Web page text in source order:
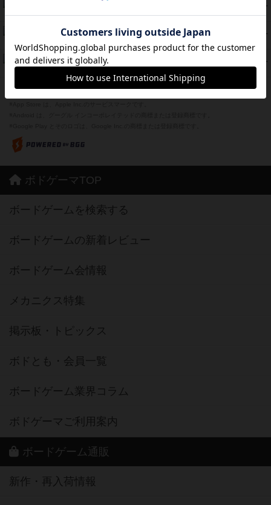
PT
PT
Bitter End ブタペスト救出作戦
PT
ドコジャン
ボドゲーマTOP
ボードゲームを検索する
ボードゲームの新着レビュー
ボードゲーム会情報
メカニクス特集
掲示板・トピックス
ボドとも・会員一覧
ボードゲーム業界コラム
ボドゲーマご利用案内
ボードゲーム通販
新作・再入荷情報